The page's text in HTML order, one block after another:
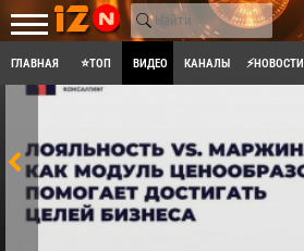
ГЛАВНАЯ ⭐ТОП ВИДЕО КАНАЛЫ ⚡НОВОСТИ